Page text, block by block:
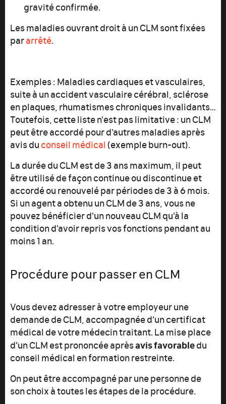
gravité confirmée.
Les maladies ouvrant droit à un CLM sont fixées
pararrêté.
Exemples : Maladies cardiaques et vasculaires,
suite à un accident vasculaire cérébral, sclérose
en plaques, rhumatismes chroniques invalidants…
Toutefois, cette liste n'est pas limitative : un CLM
peut être accordé pour d'autres maladies après
avis duconseil médical(exemple burn-out).
La durée du CLM est de 3 ans maximum, il peut
être utilisé de façon continue ou discontinue et
accordé ou renouvelé par périodes de 3 à 6 mois.
Si un agent a obtenu un CLM de 3 ans, vous ne
pouvez bénéficier d'un nouveau CLM qu'à la
condition d'avoir repris vos fonctions pendant au
moins 1 an.
Procédure pour passer en CLM
Vous devez adresser à votre employeur une
demande de CLM, accompagnée d'un certificat
médical de votre médecin traitant. La mise place
d’un CLM est prononcée aprèsavis favorabledu
conseil médical en formation restreinte.
On peut être accompagné par une personne de
son choix à toutes les étapes de la procédure.